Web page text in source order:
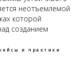
неотъемлемой
которой
созданием
и практики